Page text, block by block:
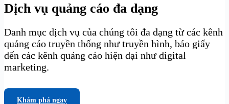
Dịch vụ quảng cáo đa dạng
Danh mục dịch vụ của chúng tôi đa dạng từ các kênh
quảng cáo truyền thống như truyền hình, báo giấy
đến các kênh quảng cáo hiện đại như digital
marketing.
Khám phá ngay